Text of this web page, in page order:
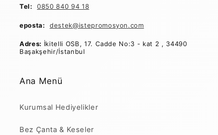
Tel: 0850 840 94 18
eposta: destek@istepromosyon.com
Adres: İkitelli OSB, 17. Cadde No:3 - kat 2 , 34490
Başakşehir/İstanbul
Ana Menü
Kurumsal Hediyelikler
Bez Çanta & Keseler